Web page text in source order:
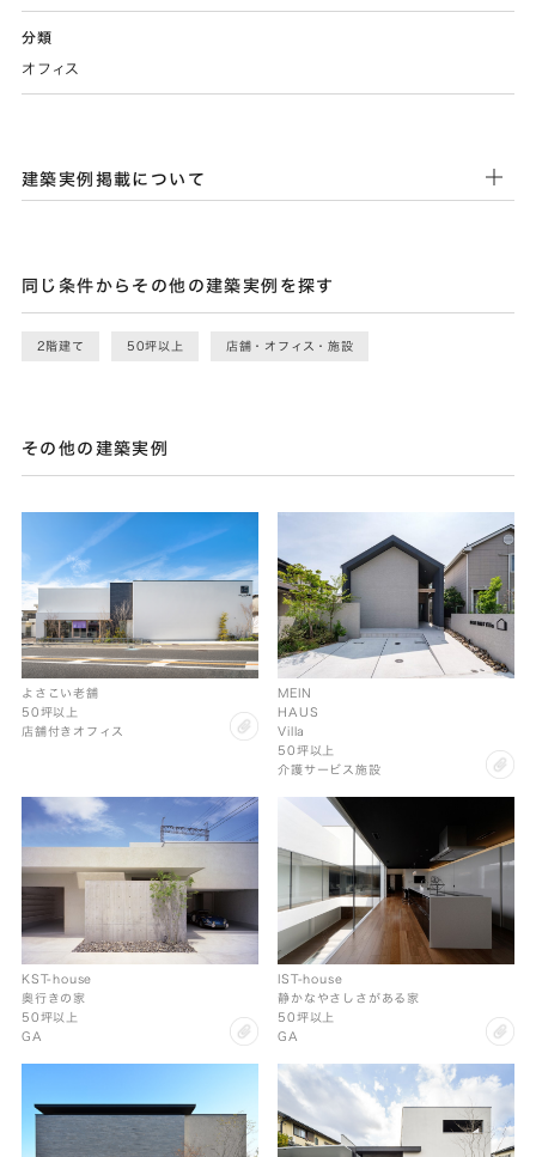
分類
オフィス
建築実例掲載について
同じ条件からその他の建築実例を探す
2階建て 50坪以上 店舗・オフィス・施設
その他の建築実例
clip
よさこい老舗
50坪以上
店舗付きオフィス
MEIN
HAUS
Villa
50坪以上
介護サービス施設
clip
KST-house
奥行きの家
50坪以上
GA
IST-house
静かなやさしさがある家
50坪以上
GA